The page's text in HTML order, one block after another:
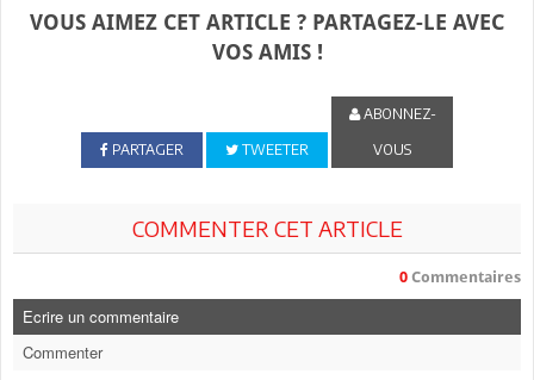
VOUS AIMEZ CET ARTICLE ? PARTAGEZ-LE AVEC
VOS AMIS !
PARTAGER TWEETER
ABONNEZ-
VOUS
COMMENTER CET ARTICLE
0 Commentaires
Ecrire un commentaire
Commenter